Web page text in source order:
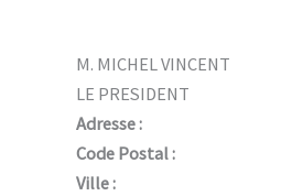
M. MICHEL VINCENT
LE PRESIDENT
Adresse :
Code Postal :
Ville :